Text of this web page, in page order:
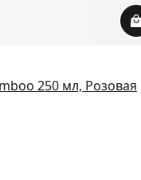
250 мл, Розовая